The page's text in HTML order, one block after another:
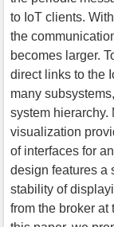
to IoT clients.
the
becomes larger.
direct links to the
many
system
visualization
of interfaces for
design features a
stability of
from the broker